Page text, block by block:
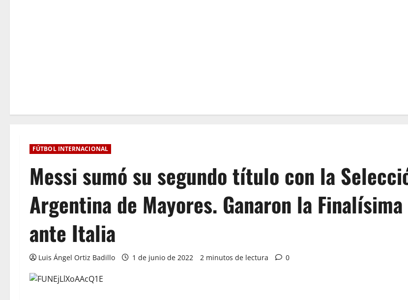
FÚTBOL INTERNACIONAL
Messi sumó su segundo título con la
Argentina de Mayores. Ganaron la Finalísima
ante Italia
Luis Ángel Ortiz Badillo 1 de junio de 2022 2 minutos de lectura 0